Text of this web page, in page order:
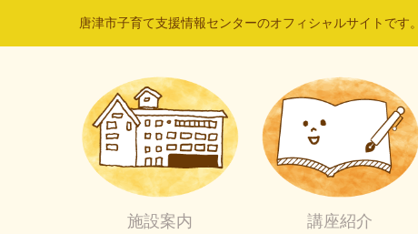
唐津市子育て支援情報センターのオフィシャルサイトです
施設案内 講座紹介